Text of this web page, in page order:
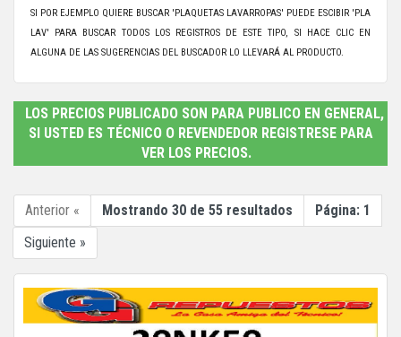
SI POR EJEMPLO QUIERE BUSCAR 'PLAQUETAS LAVARROPAS' PUEDE ESCIBIR 'PLA
LAV' PARA BUSCAR TODOS LOS REGISTROS DE ESTE TIPO, SI HACE CLIC EN
ALGUNA DE LAS SUGERENCIAS DEL BUSCADOR LO LLEVARÁ AL PRODUCTO.
LOS PRECIOS PUBLICADO SON PARA PUBLICO EN GENERAL,
SI USTED ES TÉCNICO O REVENDEDOR REGISTRESE PARA
VER LOS PRECIOS.
Anterior « Mostrando 30 de 55 resultados
Página: 1
Siguiente »